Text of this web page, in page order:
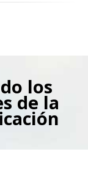
los
de la